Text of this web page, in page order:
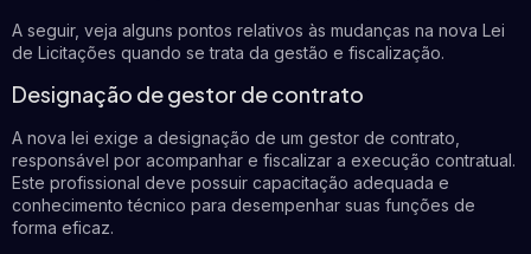
A seguir, veja alguns pontos relativos às mudanças na nova Lei
de Licitações quando se trata da gestão e fiscalização.
Designação de gestor de contrato
A nova lei exige a designação de um gestor de contrato,
responsável por acompanhar e fiscalizar a execução contratual.
Este profissional deve possuir capacitação adequada e
conhecimento técnico para desempenhar suas funções de
forma eficaz.